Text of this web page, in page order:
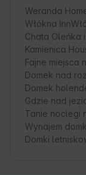
Weranda
Włókna Inn
Chata Oleńka
Kamienica
Fajne miejsca
Domek nad
Domek
Gdzie nad
Tanie noclegi
Wynajem
Domki